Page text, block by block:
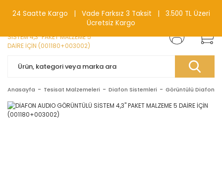
0(212) 240 87 88
Anasayfa Tesisat Malzemeleri Diafon Sistemleri Görüntülü Diafonlar
24 Saatte Kargo | Vade Farksız 3 Taksit | 3.500 TL Üzeri
Ücretsiz Kargo